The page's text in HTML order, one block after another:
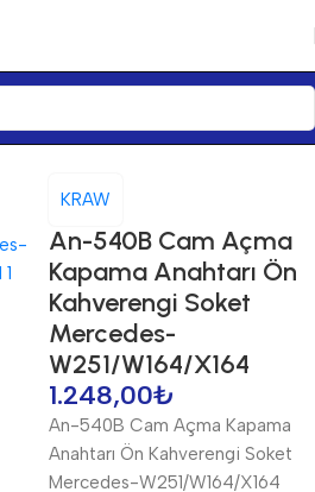
KRAW
An-540B Cam Açma
Kapama Anahtarı Ön
Kahverengi Soket
Mercedes-
W251/W164/X164
1.248,00₺
An-540B Cam Açma Kapama
Anahtarı Ön Kahverengi Soket
Mercedes-W251/W164/X164